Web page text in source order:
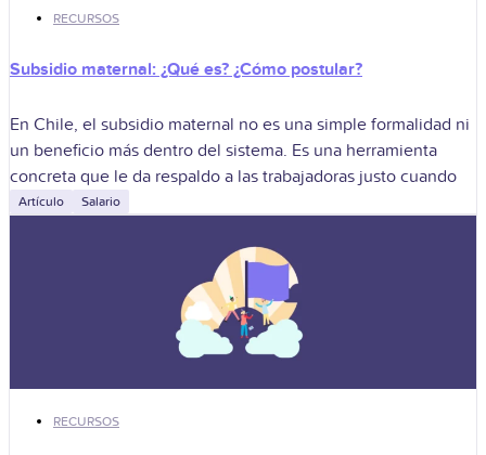
RECURSOS
Subsidio maternal: ¿Qué es? ¿Cómo postular?
En Chile, el subsidio maternal no es una simple formalidad ni
un beneficio más dentro del sistema. Es una herramienta
concreta que le da respaldo a las trabajadoras justo cuando
Artículo Salario
RECURSOS